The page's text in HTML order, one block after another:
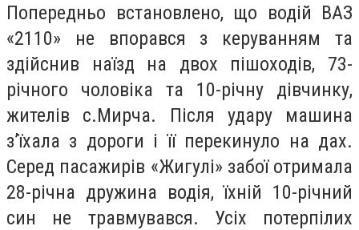
Попередньо встановлено, що водій ВАЗ
«2110» не впорався з керуванням та
здійснив наїзд на двох пішоходів, 73-
річного чоловіка та 10-річну дівчинку,
жителів с.Мирча. Після удару машина
з’їхала з дороги і її перекинуло на дах.
Серед пасажирів «Жигулі» забої отримала
28-річна дружина водія, їхній 10-річний
син не травмувався. Усіх потерпілих